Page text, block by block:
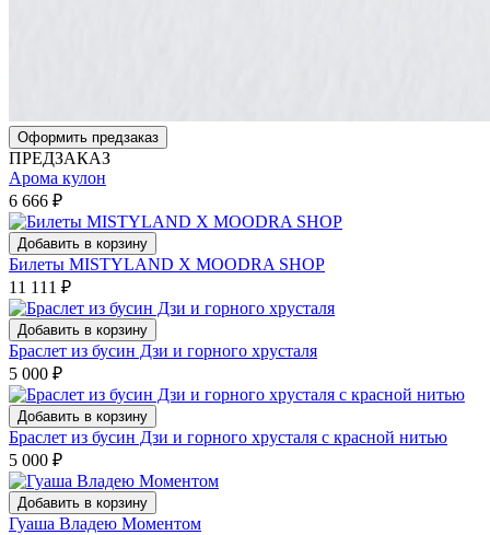
Оформить предзаказ
ПРЕДЗАКАЗ
Арома кулон
6 666 ₽
Добавить в корзину
Билеты MISTYLAND Х MOODRA SHOP
11 111 ₽
Добавить в корзину
Браслет из бусин Дзи и горного хрусталя
5 000 ₽
Добавить в корзину
Браслет из бусин Дзи и горного хрусталя с красной нитью
5 000 ₽
Добавить в корзину
Гуаша Владею Моментом